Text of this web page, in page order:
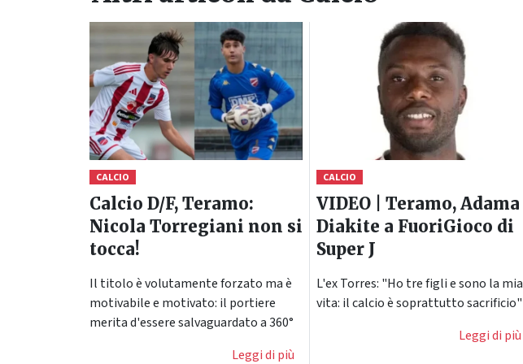
CALCIO
Calcio D/F, Teramo:
Nicola Torregiani non si
tocca!
Il titolo è volutamente forzato ma è
motivabile e motivato: il portiere
merita d'essere salvaguardato a 360°
Leggi di più
CALCIO
VIDEO | Teramo, Adama
Diakite a FuoriGioco di
Super J
L'ex Torres: "Ho tre figli e sono la mia
vita: il calcio è soprattutto sacrificio"
Leggi di più